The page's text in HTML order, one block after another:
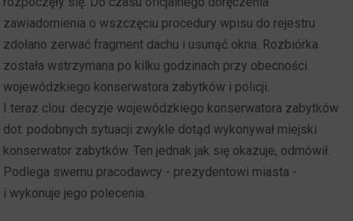
zawiadomienia o wszczęciu procedury wpisu do rejestru
zdołano zerwać fragment dachu i usunąć okna. Rozbiórka
została wstrzymana po kilku godzinach przy obecności
wojewódzkiego konserwatora zabytków i policji.
I teraz clou: decyzje wojewódzkiego konserwatora zabytków
dot. podobnych sytuacji zwykle dotąd wykonywał miejski
konserwator zabytków. Ten jednak jak się okazuje, odmówił.
Podlega swemu pracodawcy - prezydentowi miasta -
i wykonuje jego polecenia.